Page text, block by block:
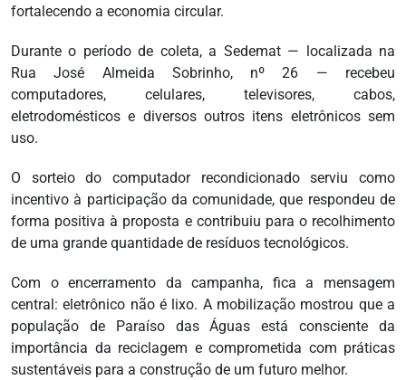
fortalecendo a economia circular.
Durante o período de coleta, a Sedemat — localizada na
Rua José Almeida Sobrinho, nº 26 — recebeu
computadores, celulares, televisores, cabos,
eletrodomésticos e diversos outros itens eletrônicos sem
uso.
O sorteio do computador recondicionado serviu como
incentivo à participação da comunidade, que respondeu de
forma positiva à proposta e contribuiu para o recolhimento
de uma grande quantidade de resíduos tecnológicos.
Com o encerramento da campanha, fica a mensagem
central: eletrônico não é lixo. A mobilização mostrou que a
população de Paraíso das Águas está consciente da
importância da reciclagem e comprometida com práticas
sustentáveis para a construção de um futuro melhor.